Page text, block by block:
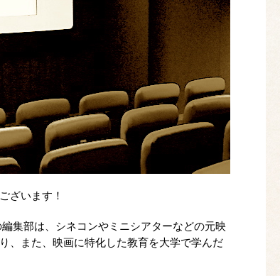
ざいます！
編集部は、シネコンやミニシアターなどの元映
、また、映画に特化した教育を大学で学んだ